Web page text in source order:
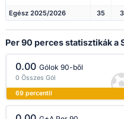
Egész 2025/2026 35 3
Per 90 perces statisztikák a
0.00 Gólok 90-ből
0 Összes Gól
69 percentil